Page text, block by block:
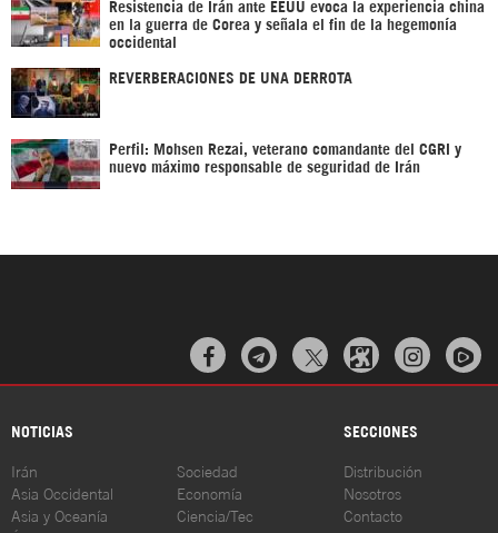
Resistencia de Irán ante EEUU evoca la experiencia china
en la guerra de Corea y señala el fin de la hegemonía
occidental
REVERBERACIONES DE UNA DERROTA
Perfil: Mohsen Rezai, veterano comandante del CGRI y
nuevo máximo responsable de seguridad de Irán
  
NOTICIAS SECCIONES
Irán
Asia Occidental
Asia y Oceanía
Sociedad
Economía
Ciencia/Tec
Distribución
Nosotros
Contacto